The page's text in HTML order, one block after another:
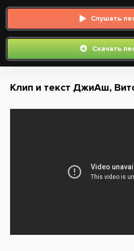
Слушать
Скачать
Клип и текст ДжиАш,